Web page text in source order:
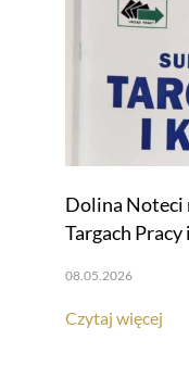
Dolina Noteci
Targach
08.05.2026
Czytaj więcej